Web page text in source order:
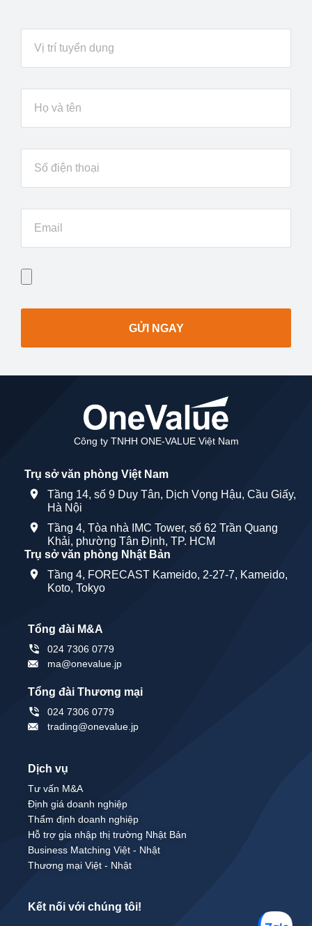
GỬI NGAY
Công ty TNHH ONE-VALUE Việt Nam
Trụ sở văn phòng Việt Nam
Tầng 14, số 9 Duy Tân, Dịch Vọng Hậu, Cầu Giấy,
Hà Nội
Tầng 4, Tòa nhà IMC Tower, số 62 Trần Quang
Khải, phường Tân Định, TP. HCM
Trụ sở văn phòng Nhật Bản
Tầng 4, FORECAST Kameido, 2-27-7, Kameido,
Koto, Tokyo
Tổng đài M&A
024 7306 0779
ma@onevalue.jp
Tổng đài Thương mại
024 7306 0779
trading@onevalue.jp
Dịch vụ
Tư vấn M&A
Định giá doanh nghiệp
Thẩm định doanh nghiệp
Hỗ trợ gia nhập thị trường Nhật Bản
Business Matching Việt - Nhật
Thương mại Việt - Nhật
Kết nối với chúng tôi!